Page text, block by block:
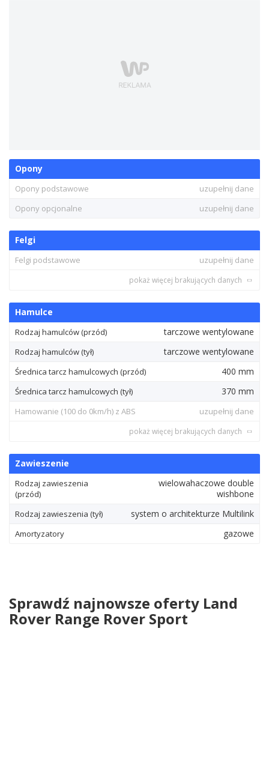
Opony
Opony podstawowe
uzupełnij dane
Opony opcjonalne
uzupełnij dane
Felgi
Felgi podstawowe uzupełnij dane
pokaż więcej brakujących danych
Hamulce
Rodzaj hamulców (przód) tarczowe wentylowane
Rodzaj hamulców (tył) tarczowe wentylowane
Średnica tarcz hamulcowych (przód) 400 mm
Średnica tarcz hamulcowych (tył) 370 mm
Hamowanie (100 do 0km/h) z ABS uzupełnij dane
pokaż więcej brakujących danych
Zawieszenie
Rodzaj zawieszenia
(przód)
wielowahaczowe double
wishbone
Rodzaj zawieszenia (tył) system o architekturze Multilink
Amortyzatory gazowe
Sprawdź najnowsze oferty Land
Rover Range Rover Sport